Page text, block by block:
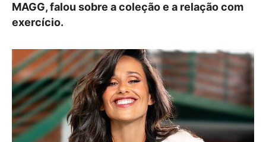
MAGG, falou sobre a coleção e a relação com
exercício.